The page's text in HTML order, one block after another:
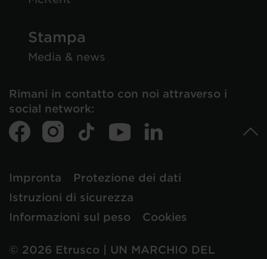
Stampa
Media & news
Rimani in contatto con noi attraverso i
social network:
Impronta
Protezione dei dati
Istruzioni di sicurezza
Informazioni sul peso
Cookies
© 2026 Etrusco | UN MARCHIO DEL